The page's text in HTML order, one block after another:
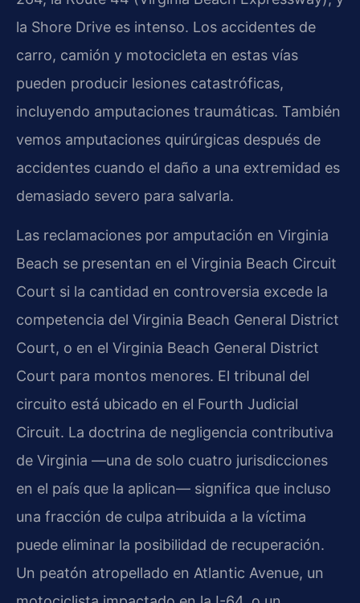
la Shore Drive es intenso. Los accidentes de
carro, camión y motocicleta en estas vías
pueden producir lesiones catastróficas,
incluyendo amputaciones traumáticas. También
vemos amputaciones quirúrgicas después de
accidentes cuando el daño a una extremidad es
demasiado severo para salvarla.
Las reclamaciones por amputación en Virginia
Beach se presentan en el Virginia Beach Circuit
Court si la cantidad en controversia excede la
competencia del Virginia Beach General District
Court, o en el Virginia Beach General District
Court para montos menores. El tribunal del
circuito está ubicado en el Fourth Judicial
Circuit. La doctrina de negligencia contributiva
de Virginia —una de solo cuatro jurisdicciones
en el país que la aplican— significa que incluso
una fracción de culpa atribuida a la víctima
puede eliminar la posibilidad de recuperación.
Un peatón atropellado en Atlantic Avenue, un